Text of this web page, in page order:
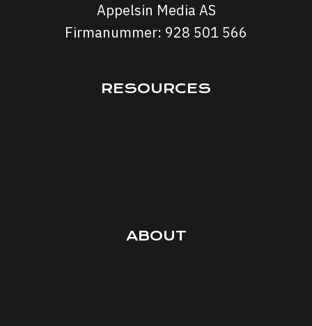
Appelsin Media AS
Firmanummer: 928 501 566
RESOURCES
ABOUT